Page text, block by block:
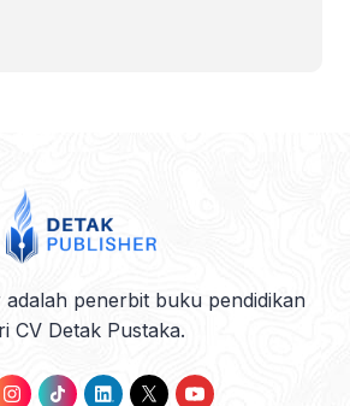
adalah penerbit buku pendidikan
CV Detak Pustaka.